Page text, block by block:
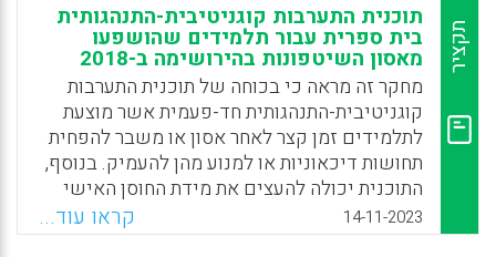
תקציר
תוכנית התערבות קוגניטיבית-התנהגותית
בית ספרית עבור תלמידים שהושפעו
מאסון השיטפונות בהירושימה ב-2018
מחקר זה מראה כי בכוחה של תוכנית התערבות
קוגניטיבית-התנהגותית חד-פעמית אשר מוצעת
לתלמידים זמן קצר לאחר אסון או משבר להפחית
תחושות דיכאוניות או למנוע מהן להעמיק. בנוסף,
התוכנית יכולה להעצים את מידת החוסן האישי
והקבוצתי של התלמידים ולחזק את תחושת
הקהילתיות. עוד בטרם יהלום בקהילה אסון או
14-11-2023 קראו עוד...